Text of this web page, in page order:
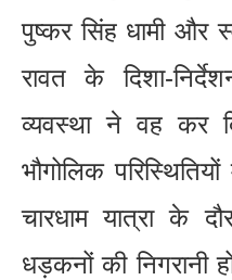
पुष्कर सिंह धामी और
रावत के दिशा-
व्यवस्था ने वह कर
भौगोलिक
चारधाम यात्रा के
धड़कनों की निगरानी